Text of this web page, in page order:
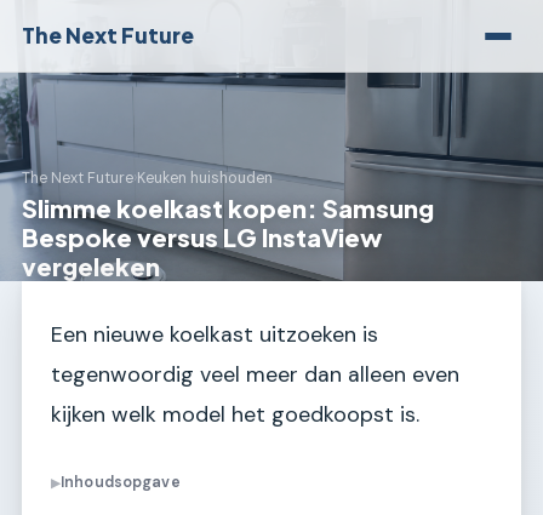
The Next Future
The Next Future›Keuken huishouden
Slimme koelkast kopen: Samsung
Bespoke versus LG InstaView
vergeleken
Een nieuwe koelkast uitzoeken is
tegenwoordig veel meer dan alleen even
kijken welk model het goedkoopst is.
▶Inhoudsopgave